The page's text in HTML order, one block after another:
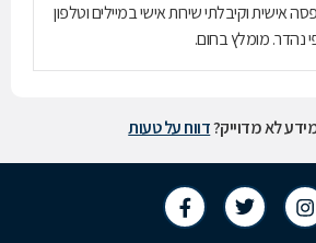
אישית וקיבלתי שירות אישי במיילים וטלפון
נהדר. מומלץ בחום.
לא מדוייק?דווח על טעות